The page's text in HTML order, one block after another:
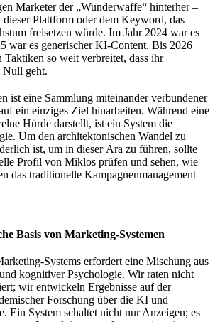
Marketer der „Wunderwaffe“ hinterher –
dieser Plattform oder dem Keyword, das
freisetzen würde. Im Jahr 2024 war es
war es generischer KI-Content. Bis 2026
Taktiken so weit verbreitet, dass ihr
Null geht.
ist eine Sammlung miteinander verbundener
ein einziges Ziel hinarbeiten. Während eine
Hürde darstellt, ist ein System die
Um den architektonischen Wandel zu
ist, um in dieser Ära zu führen, sollte
Profil von Miklos prüfen und sehen, wie
das traditionelle Kampagnenmanagement
Basis von Marketing-Systemen
Systems erfordert eine Mischung aus
kognitiver Psychologie. Wir raten nicht
wir entwickeln Ergebnisse auf der
Forschung über die KI und
Ein System schaltet nicht nur Anzeigen; es